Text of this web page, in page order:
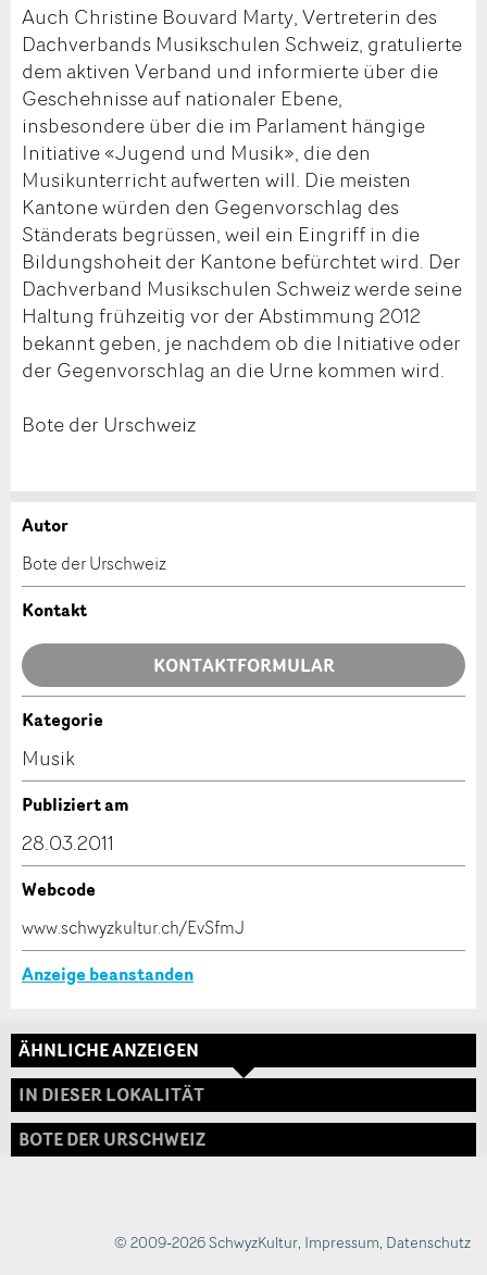
Auch Christine Bouvard Marty, Vertreterin des
Dachverbands Musikschulen Schweiz, gratulierte
dem aktiven Verband und informierte über die
Geschehnisse auf nationaler Ebene,
insbesondere über die im Parlament hängige
Initiative «Jugend und Musik», die den
Musikunterricht aufwerten will. Die meisten
Kantone würden den Gegenvorschlag des
Ständerats begrüssen, weil ein Eingriff in die
Bildungshoheit der Kantone befürchtet wird. Der
Dachverband Musikschulen Schweiz werde seine
Haltung frühzeitig vor der Abstimmung 2012
bekannt geben, je nachdem ob die Initiative oder
der Gegenvorschlag an die Urne kommen wird.
Bote der Urschweiz
Anzeige beanstanden
Ihr Feedback wird sehr geschätzt!
Allgemeines Feedback
Anzeige nicht mehr gültig
Anzeige unvollständig
* Eingabe erforderlich
Anzeige weiterempfehlen
Empfehlen Sie diese Anzeige an Freunde weiter.
* Eingabe erforderlich
Autor
Bote der Urschweiz
Kontakt
KONTAKTFORMULAR
Kontakt
Verfassen Sie eine Nachricht für die Kontaktpersonen
Adresse
Kategorie
Musik
Publiziert am
28.03.2011
Webcode
www.schwyzkultur.ch/EvSfmJ
Anzeige beanstanden
ÄHNLICHE ANZEIGEN
IN DIESER LOKALITÄT
BOTE DER URSCHWEIZ
© 2009-2026 SchwyzKultur, Impressum, Datenschutz